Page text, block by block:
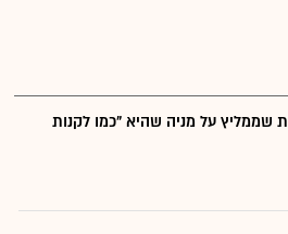
שממליץ על מניה שהיא "כמו לקנות